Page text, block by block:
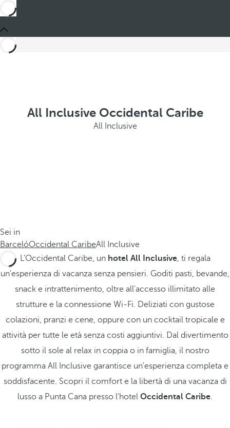
All Inclusive Occidental Caribe
All Inclusive
Sei in
BarcelóOccidental CaribeAll Inclusive
L'Occidental Caribe, un hotel All Inclusive, ti regala
un'esperienza di vacanza senza pensieri. Goditi pasti, bevande,
snack e intrattenimento, oltre all'accesso illimitato alle
strutture e la connessione Wi-Fi. Deliziati con gustose
colazioni, pranzi e cene, oppure con un cocktail tropicale e
attività per tutte le età senza costi aggiuntivi. Dal divertimento
sotto il sole al relax in coppia o in famiglia, il nostro
programma All Inclusive garantisce un'esperienza completa e
soddisfacente. Scopri il comfort e la libertà di una vacanza di
lusso a Punta Cana presso l'hotel Occidental Caribe.